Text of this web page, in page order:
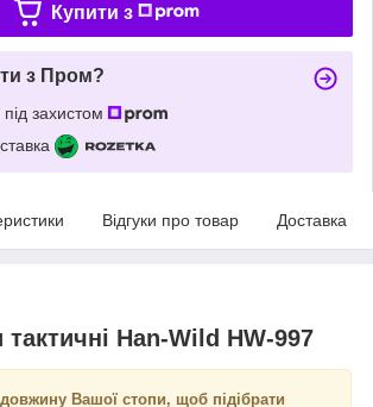
Купити з
з Пром?
захистом
Відгуки про товар Доставка
тактичні Han-Wild HW-997
Вашої стопи, щоб підібрати